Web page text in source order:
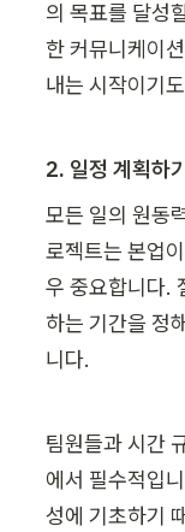
의 목표를 달성
한 커뮤니케이
내는 시작이기
2. 일정 계획하
모든 일의 원동
로젝트는 본업
우 중요합니다.
하는 기간을 정
니다.
팀원들과 시간
에서 필수적입
성에 기초하기